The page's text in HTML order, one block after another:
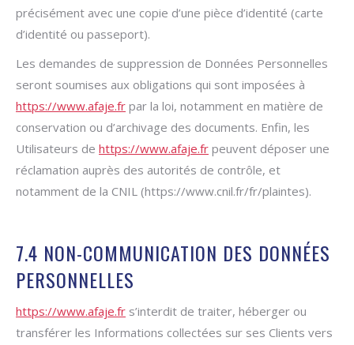
précisément avec une copie d’une pièce d’identité (carte
d’identité ou passeport).
Les demandes de suppression de Données Personnelles
seront soumises aux obligations qui sont imposées à
https://www.afaje.fr par la loi, notamment en matière de
conservation ou d’archivage des documents. Enfin, les
Utilisateurs de https://www.afaje.fr peuvent déposer une
réclamation auprès des autorités de contrôle, et
notamment de la CNIL (https://www.cnil.fr/fr/plaintes).
7.4 NON-COMMUNICATION DES DONNÉES
PERSONNELLES
https://www.afaje.fr s’interdit de traiter, héberger ou
transférer les Informations collectées sur ses Clients vers